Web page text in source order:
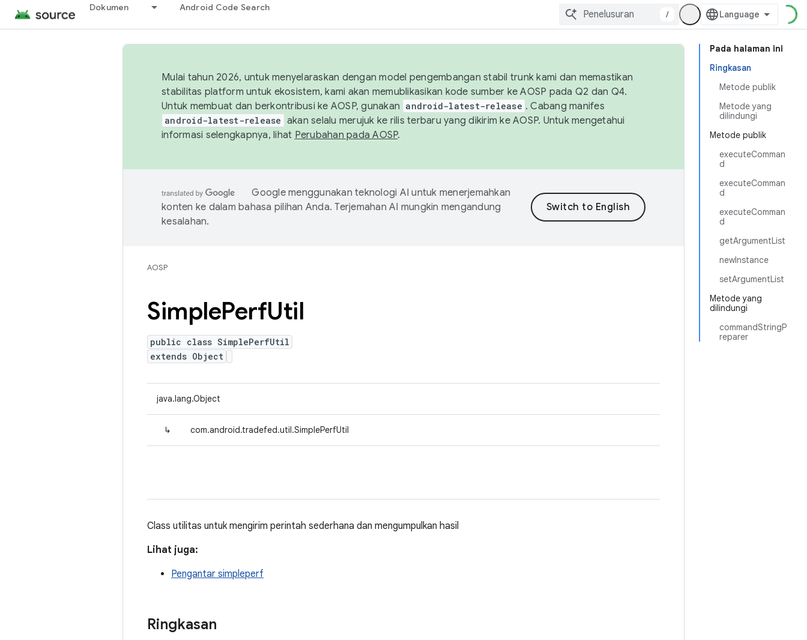
Dokumen Android Code Search
/
Pada halaman ini
Ringkasan
Metode publik
Metode yang
dilindungi
Metode publik
executeComman
d
executeComman
d
executeComman
d
getArgumentList
newInstance
setArgumentList
Metode yang
dilindungi
commandStringP
reparer
Mulai tahun 2026, untuk menyelaraskan dengan model pengembangan stabil trunk kami dan memastikan
stabilitas platform untuk ekosistem, kami akan memublikasikan kode sumber ke AOSP pada Q2 dan Q4.
Untuk membuat dan berkontribusi ke AOSP, gunakan android-latest-release . Cabang manifes
android-latest-release akan selalu merujuk ke rilis terbaru yang dikirim ke AOSP. Untuk mengetahui
informasi selengkapnya, lihat Perubahan pada AOSP.
Google menggunakan teknologi AI untuk menerjemahkan
konten ke dalam bahasa pilihan Anda. Terjemahan AI mungkin mengandung
kesalahan.
AOSP
SimplePerfUtil
public class SimplePerfUtil
extends Object
java.lang.Object
↳ com.android.tradefed.util.SimplePerfUtil
Class utilitas untuk mengirim perintah sederhana dan mengumpulkan hasil
Lihat juga:
Pengantar simpleperf
Ringkasan